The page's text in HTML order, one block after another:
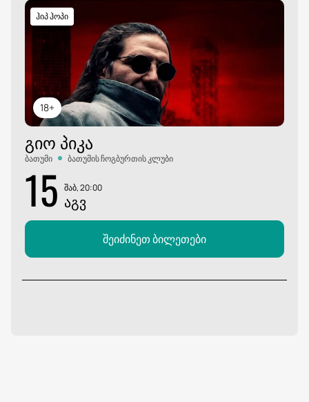
18+
ჰიპ ჰოპი
ᲒᲘᲝ ᲞᲘᲙᲐ
ბათუმი ბათუმის ჩოგბურთის კლუბი
15 შაბ, 20:00
ᲐᲒᲕ
შეიძინეთ ბილეთები